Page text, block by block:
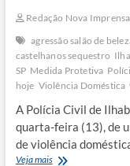
Redação Nova Imprensa
agressão salão de
castelhanos sequestro
SP Medida Protetiva
hoje Violência Doméstica
A Polícia Civil de
quarta-feira (13), de
de violência
Veja maisHomem